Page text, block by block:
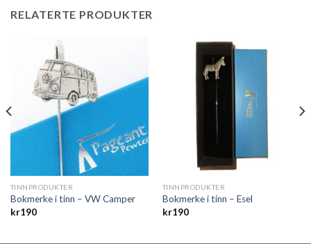
RELATERTE PRODUKTER
TINNPRODUKTER
Bokmerke i tinn – VW Camper
kr190
TINNPRODUKTER
Bokmerke i tinn – Esel
kr190